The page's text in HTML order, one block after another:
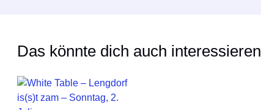
Das könnte dich auch interessieren